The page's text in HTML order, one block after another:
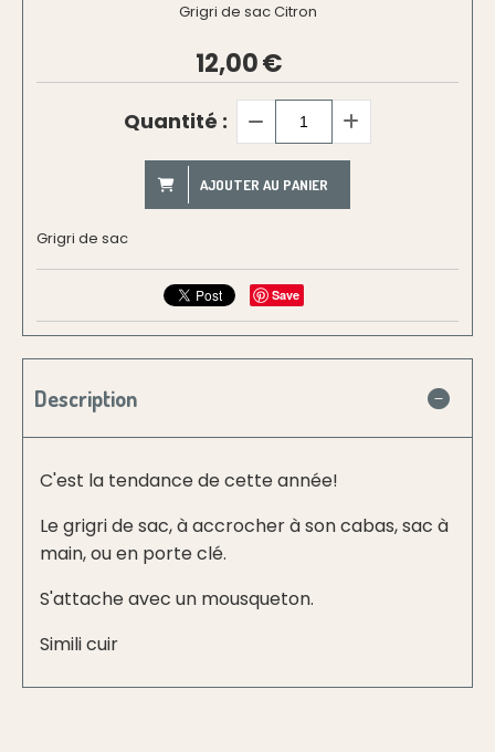
Grigri de sac Citron
12,00€
Quantité :
AJOUTER AU PANIER
Grigri de sac
Save
Description
C'est la tendance de cette année!
Le grigri de sac, à accrocher à son cabas, sac à
main, ou en porte clé.
S'attache avec un mousqueton.
Simili cuir